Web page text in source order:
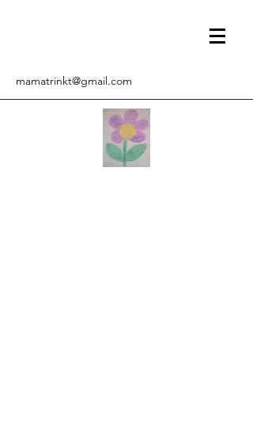
mamatrinkt@gmail.com